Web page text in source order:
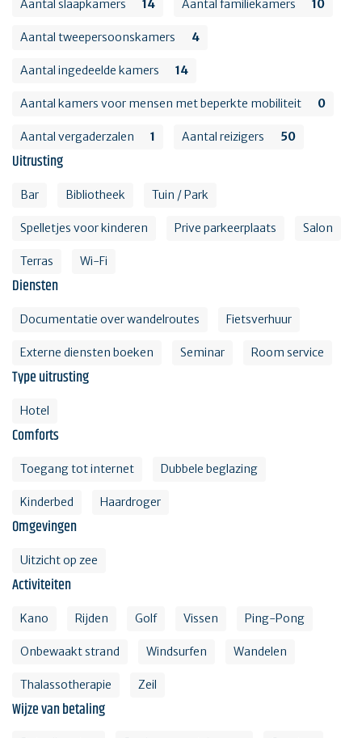
Aantal slaapkamers 14 Aantal familiekamers 10
Aantal tweepersoonskamers 4
Aantal ingedeelde kamers 14
Aantal kamers voor mensen met beperkte mobiliteit 0
Aantal vergaderzalen 1 Aantal reizigers 50
Uitrusting
Bar Bibliotheek Tuin / Park
Spelletjes voor kinderen Prive parkeerplaats Salon
Terras Wi-Fi
Diensten
Documentatie over wandelroutes Fietsverhuur
Externe diensten boeken Seminar Room service
Type uitrusting
Hotel
Comforts
Toegang tot internet Dubbele beglazing
Kinderbed Haardroger
Omgevingen
Uitzicht op zee
Activiteiten
Kano Rijden Golf Vissen Ping-Pong
Onbewaakt strand Windsurfen Wandelen
Thalassotherapie Zeil
Wijze van betaling